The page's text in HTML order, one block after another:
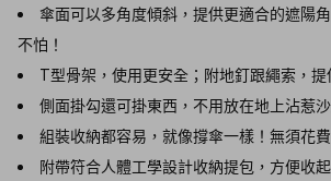
傘面可以多角度傾斜，提供更適合的遮陽
不怕！
T型骨架，使用更安全；附地釘跟繩索，提
側面掛勾還可掛東西，不用放在地上沾惹沙
組裝收納都容易，就像撐傘一樣！無須花
附帶符合人體工學設計收納提包，方便收